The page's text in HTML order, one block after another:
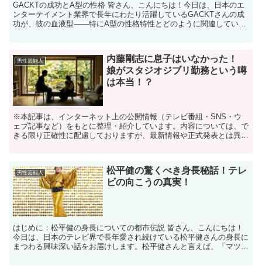
GACKTの成功とA型の性格 皆さん、こんにちは！今日は、日本のエ
ンターテイメント業界で長年にわたり活躍しているGACKTさんの成
功が、彼の血液型――特にA型の性格特性とどのように関連している
男性芸能人
内藤剛志に息子はいなかった！
娘がスタジオジブリ勤務という噂
は本当！？
※本記事は、インターネット上の公開情報（テレビ番組・SNS・ウ
ェブ記事など）をもとに整理・紹介しています。内容については、で
きる限り正確性に配慮しておりますが、最新情報や正式発表とは異な
男性芸能人
松平健の驚くべき身長秘話！テレ
ビの向こうの真実！
はじめに：松平健の身長についての都市伝説 皆さん、こんにちは！
今日は、日本のテレビ界で長年愛され続けている松平健さんの身長に
まつわる興味深い話をお届けします。松平健さんと言えば、「マツケ